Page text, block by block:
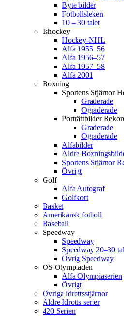
Byte bilder
Fotbollsleken
10 – 30 talet
Ishockey
Hockey-NHL
Alfa 1955–56
Alfa 1956–57
Alfa 1957–58
Alfa 2001
Boxning
Sportens Stjärnor
Graderade
Ograderade
Porträttbilder
Graderade
Ograderade
Alfabilder
Äldre
Sportens Stjärnor
Övrigt
Golf
Alfa Autograf
Golfkort
Basket
Amerikansk fotboll
Baseball
Speedway
Speedway
Speedway 20–30
Övrig Speedway
OS Olympiaden
Alfa Olympiaserien
Övrigt
Övriga idrottsstjärnor
Äldre Idrotts serier
420 Serien